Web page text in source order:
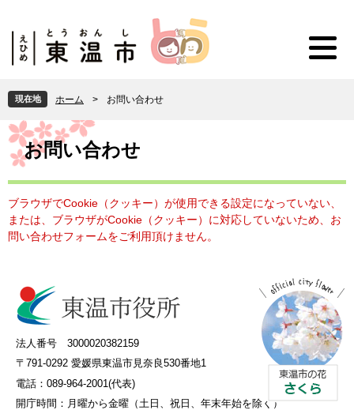
頭
で
す
。
飛
ば
し
て
本
現在地 ホーム > お問い合わせ
本
文 お問い合わせ
ブラウザでCookie（クッキー）が使用できる設定になっていない、
または、ブラウザがCookie（クッキー）に対応していないため、お
問い合わせフォームをご利用頂けません。
法人番号 3000020382159
〒791-0292 愛媛県東温市見奈良530番地1
電話：089-964-2001(代表)
開庁時間： 月曜から金曜（土日、祝日、年末年始を除く）